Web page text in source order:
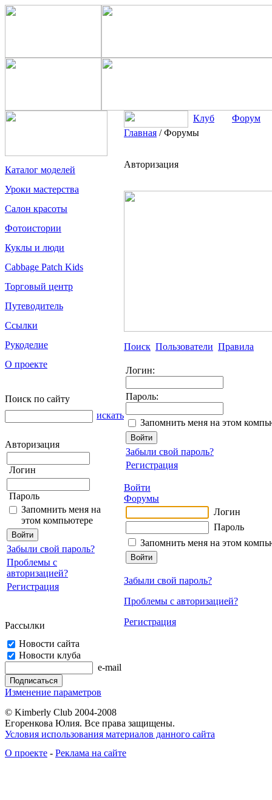
Каталог моделей
Уроки мастерства
Салон красоты
Фотоистории
Куклы и люди
Cabbage Patch Kids
Торговый центр
Путеводитель
Ссылки
Рукоделие
О проекте
Поиск по сайту
искать
Авторизация
Логин
Пароль
Запомнить меня на
этом компьютере
Забыли свой пароль?
Проблемы с
авторизацией?
Регистрация
Рассылки
Новости сайта
Новости клуба
e-mail
Изменение параметров
Клуб
Форум
Главная /Форумы
Авторизация
Поиск Пользователи Правила
Логин:
Пароль:
Запомнить меня на этом
Забыли свой пароль?
Регистрация
Войти
Форумы
Логин
Пароль
Запомнить меня на этом
Забыли свой пароль?
Проблемы с авторизацией?
Регистрация
© Kimberly Club 2004-2008
Егоренкова Юлия. Все права защищены.
Условия использования материалов данного сайта
О проекте - Реклама на сайте